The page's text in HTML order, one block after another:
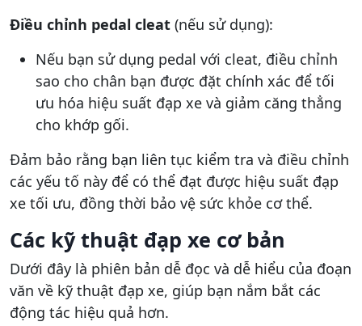
Điều chỉnh pedal cleat (nếu sử dụng):
Nếu bạn sử dụng pedal với cleat, điều chỉnh
sao cho chân bạn được đặt chính xác để tối
ưu hóa hiệu suất đạp xe và giảm căng thẳng
cho khớp gối.
Đảm bảo rằng bạn liên tục kiểm tra và điều chỉnh
các yếu tố này để có thể đạt được hiệu suất đạp
xe tối ưu, đồng thời bảo vệ sức khỏe cơ thể.
Các kỹ thuật đạp xe cơ bản
Dưới đây là phiên bản dễ đọc và dễ hiểu của đoạn
văn về kỹ thuật đạp xe, giúp bạn nắm bắt các
động tác hiệu quả hơn.